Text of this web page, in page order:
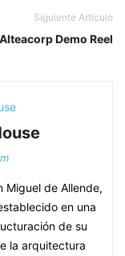
Siguiente Artículo
Alteacorp Demo Reel
Miguel de Allende,
en una
de su
la arquitectura